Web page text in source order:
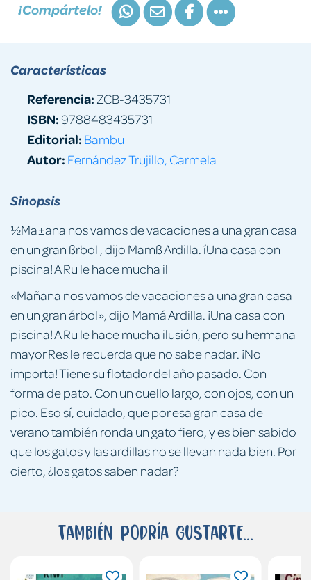
¡Compártelo!
Sinopsis
½Ma±ana nos vamos de vacaciones a una gran casa
en un gran ßrbol , dijo Mamß Ardilla. íUna casa con
piscina! A Ru le hace mucha il
«Mañana nos vamos de vacaciones a una gran casa
en un gran árbol», dijo Mamá Ardilla. ¡Una casa con
piscina! A Ru le hace mucha ilusión, pero su hermana
mayor Res le recuerda que no sabe nadar. ¡No
importa! Tiene su flotador del año pasado. Con
forma de pato. Con un cuello largo, con ojos, con un
pico. Eso sí, cuidado, que por esa gran casa de
verano también ronda un gato fiero, y es bien sabido
que los gatos y las ardillas no se llevan nada bien. Por
cierto, ¿los gatos saben nadar?
Características
Referencia: ZCB-3435731
ISBN:9788483435731
Editorial: Bambu
Autor: Fernández Trujillo, Carmela
También podría gustarte...